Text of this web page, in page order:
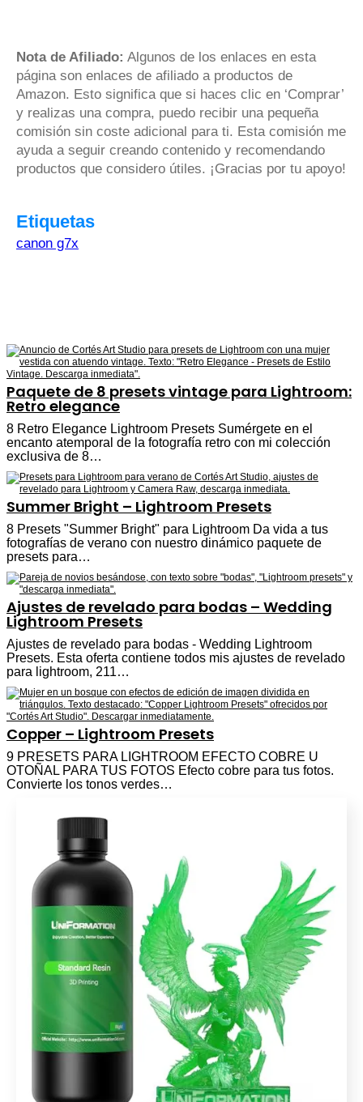
Nota de Afiliado: Algunos de los enlaces en esta
página son enlaces de afiliado a productos de
Amazon. Esto significa que si haces clic en ‘Comprar’
y realizas una compra, puedo recibir una pequeña
comisión sin coste adicional para ti. Esta comisión me
ayuda a seguir creando contenido y recomendando
productos que considero útiles. ¡Gracias por tu apoyo!
Etiquetas
canon g7x
Paquete de 8 presets vintage para Lightroom:
Retro elegance
8 Retro Elegance Lightroom Presets Sumérgete en el
encanto atemporal de la fotografía retro con mi colección
exclusiva de 8…
Summer Bright – Lightroom Presets
8 Presets "Summer Bright" para Lightroom Da vida a tus
fotografías de verano con nuestro dinámico paquete de
presets para…
Ajustes de revelado para bodas – Wedding
Lightroom Presets
Ajustes de revelado para bodas - Wedding Lightroom
Presets. Esta oferta contiene todos mis ajustes de revelado
para lightroom, 211…
Copper – Lightroom Presets
9 PRESETS PARA LIGHTROOM EFECTO COBRE U
OTOÑAL PARA TUS FOTOS Efecto cobre para tus fotos.
Convierte los tonos verdes…